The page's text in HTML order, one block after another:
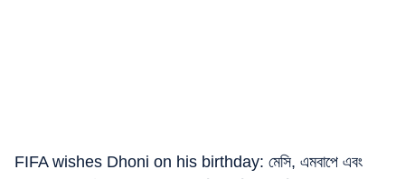
FIFA wishes Dhoni on his birthday: মেসি, এমবাপে এবং